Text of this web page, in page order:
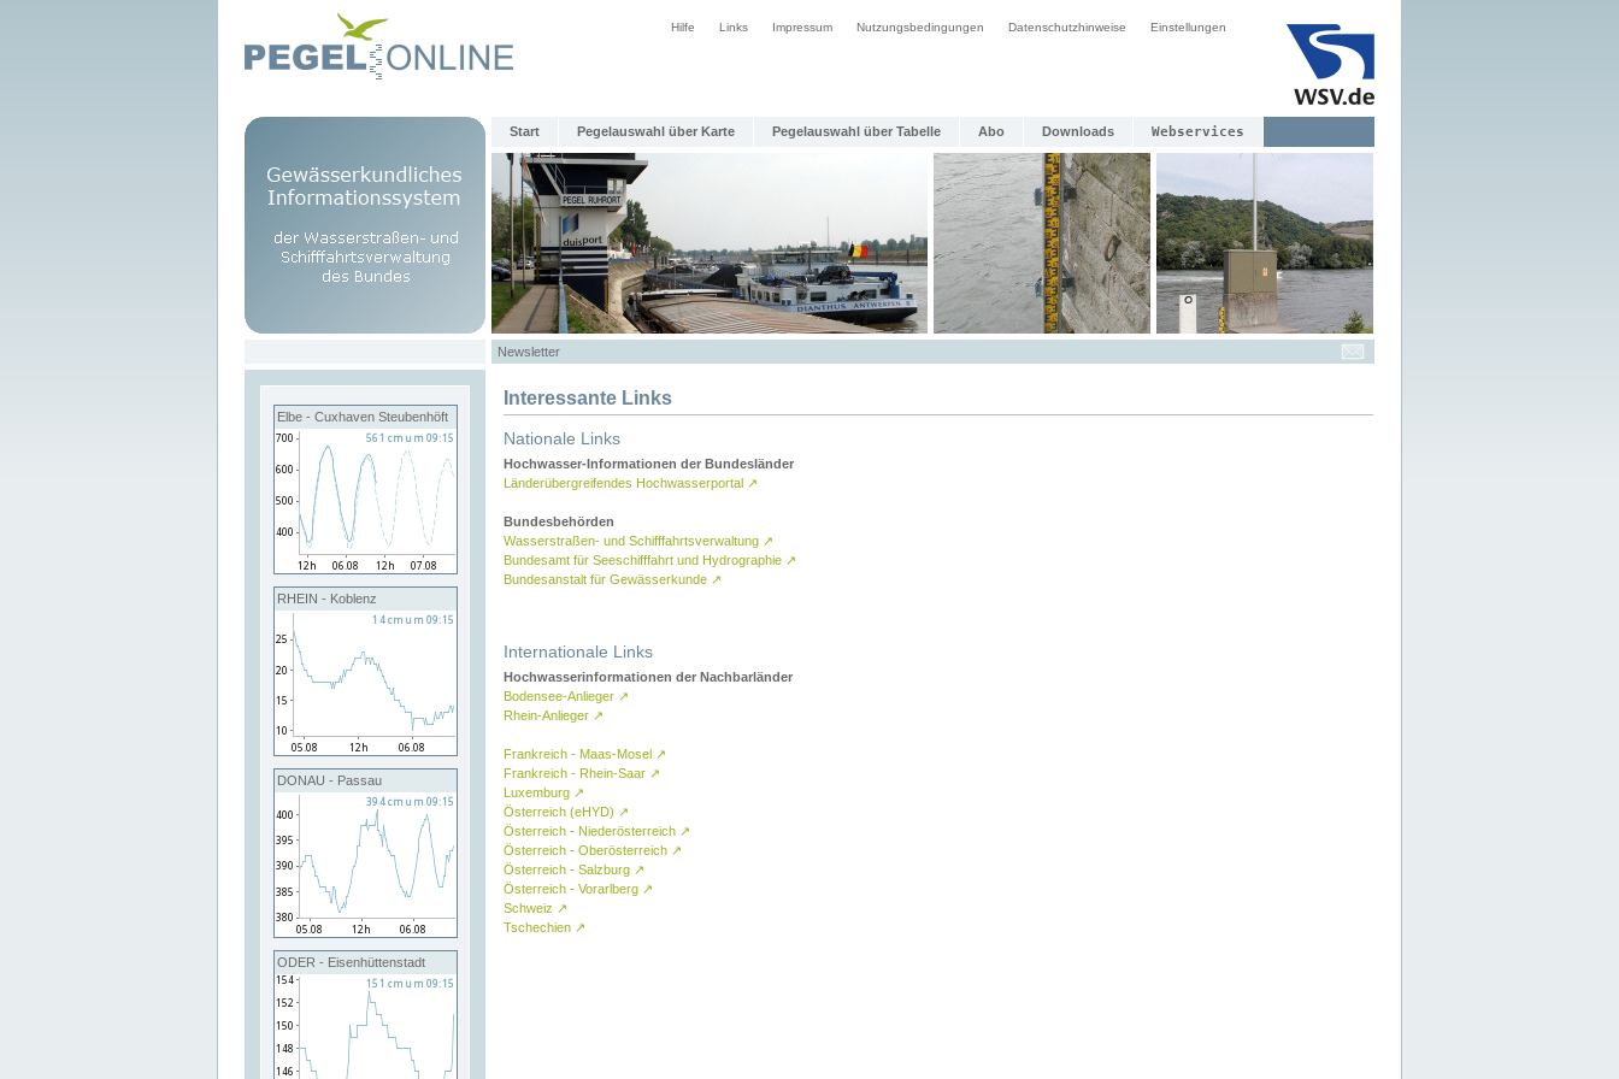
Hilfe Links Impressum Nutzungsbedingungen Datenschutzhinweise Einstellungen
Start Pegelauswahl über Karte Pegelauswahl über Tabelle Abo Downloads Webservices
Newsletter
Elbe - Cuxhaven Steubenhöft
RHEIN - Koblenz
DONAU - Passau
ODER - Eisenhüttenstadt
Interessante Links
Nationale Links
Hochwasser-Informationen der Bundesländer
Länderübergreifendes Hochwasserportal ↗
Bundesbehörden
Wasserstraßen- und Schifffahrtsverwaltung ↗
Bundesamt für Seeschifffahrt und Hydrographie ↗
Bundesanstalt für Gewässerkunde ↗
Internationale Links
Hochwasserinformationen der Nachbarländer
Bodensee-Anlieger ↗
Rhein-Anlieger ↗
Frankreich - Maas-Mosel ↗
Frankreich - Rhein-Saar ↗
Luxemburg ↗
Österreich (eHYD) ↗
Österreich - Niederösterreich ↗
Österreich - Oberösterreich ↗
Österreich - Salzburg ↗
Österreich - Vorarlberg ↗
Schweiz ↗
Tschechien ↗